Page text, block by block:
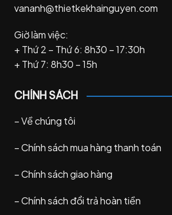
vananh@thietkekhainguyen.com
Giờ làm việc:
+ Thứ 2 – Thứ 6: 8h30 – 17:30h
+ Thứ 7: 8h30 – 15h
CHÍNH SÁCH
–Về chúng tôi
–Chính sách mua hàng thanh toán
–Chính sách giao hàng
–Chính sách đổi trả hoàn tiền